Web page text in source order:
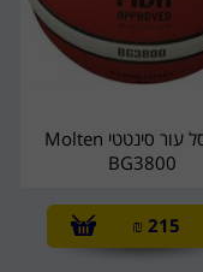
כדורסל עור סינטטי Molten
BG3800
215
₪